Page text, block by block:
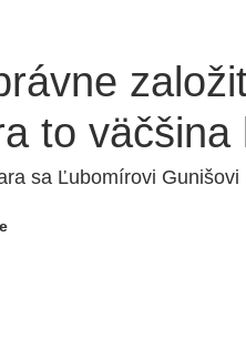
to
sa Ľubomírovi